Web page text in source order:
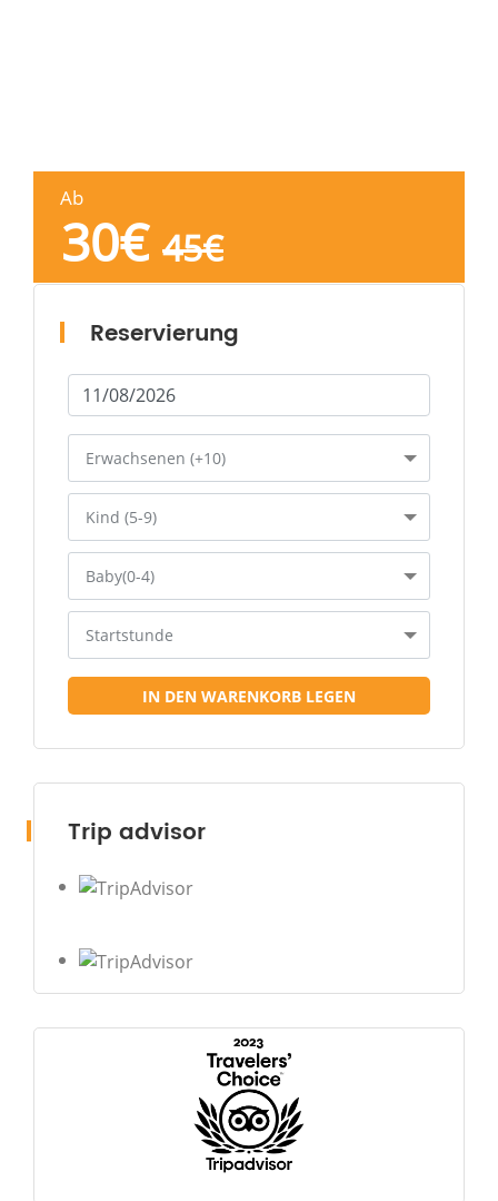
Ab
30€ 45€
Reservierung
Erwachsenen (+10)
Kind (5-9)
Baby(0-4)
Startstunde
IN DEN WARENKORB LEGEN
Trip advisor